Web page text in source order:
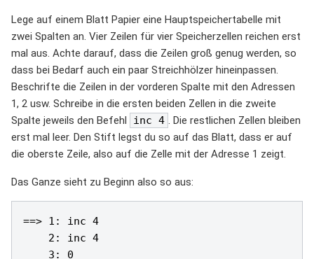
Lege auf einem Blatt Papier eine Hauptspeichertabelle mit
zwei Spalten an. Vier Zeilen für vier Speicherzellen reichen erst
mal aus. Achte darauf, dass die Zeilen groß genug werden, so
dass bei Bedarf auch ein paar Streichhölzer hineinpassen.
Beschrifte die Zeilen in der vorderen Spalte mit den Adressen
1, 2 usw. Schreibe in die ersten beiden Zellen in die zweite
Spalte jeweils den Befehl
inc 4
. Die restlichen Zellen bleiben
erst mal leer. Den Stift legst du so auf das Blatt, dass er auf
die oberste Zeile, also auf die Zelle mit der Adresse 1 zeigt.
Das Ganze sieht zu Beginn also so aus:
==> 1: inc 4